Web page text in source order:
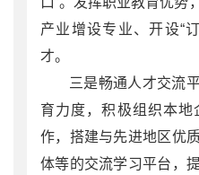
产业增设专业、开设“
才。
三是畅通人才交流
育力度，积极组织本
作，搭建与先进地区优
体等的交流学习平台，